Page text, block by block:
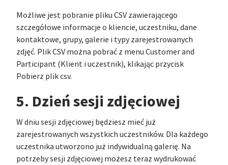
Możliwe jest pobranie pliku CSV zawierającego
szczegółowe informacje o kliencie, uczestniku, dane
kontaktowe, grupy, galerie i typy zarejestrowanych
zdjęć. Plik CSV można pobrać z menu Customer and
Participant (Klient i uczestnik), klikając przycisk
Pobierz plik csv.
5. Dzień sesji zdjęciowej
W dniu sesji zdjęciowej będziesz mieć już
zarejestrowanych wszystkich uczestników. Dla każdego
uczestnika utworzono już indywidualną galerię. Na
potrzeby sesji zdjęciowej możesz teraz wydrukować